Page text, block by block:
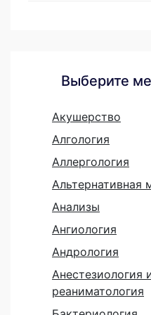
Выберите
Акушерство
Алгология
Аллергология
Альтернативная
Анализы
Ангиология
Андрология
Анестезиология
реаниматология